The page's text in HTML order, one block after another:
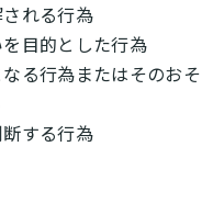
れる行為
目的とした行為
る行為またはそのおそ
する行為